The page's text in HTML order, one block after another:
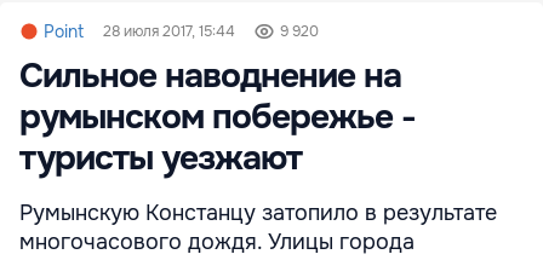
Point 28 июля 2017, 15:44 9 920
Сильное наводнение на
румынском побережье -
туристы уезжают
Румынскую Констанцу затопило в результате
многочасового дождя. Улицы города